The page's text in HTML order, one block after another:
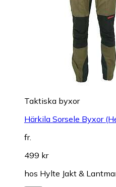
Taktiska byxor
Härkila Sorsele Byxor
fr.
499 kr
hos Hylte Jakt &